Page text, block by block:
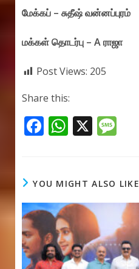
மேக்கப் – சுதீஷ் வன்னப்புரம்
மக்கள் தொடர்பு – A ராஜா
Post Views: 205
Share this:
F
b
o
o
k
W
s
A
p
p
X M
a
g
e
YOU MIGHT ALSO LIKE